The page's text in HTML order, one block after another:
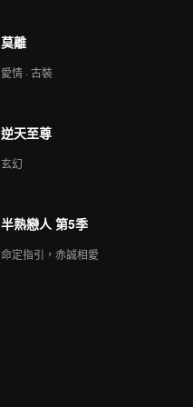
莫離
愛情 · 古裝
逆天至尊
玄幻
半熟戀人 第5季
命定指引，赤誠相愛